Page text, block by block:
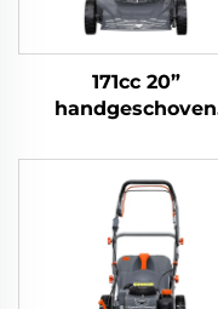
171cc 20”
handgeschoven
L(NP170)